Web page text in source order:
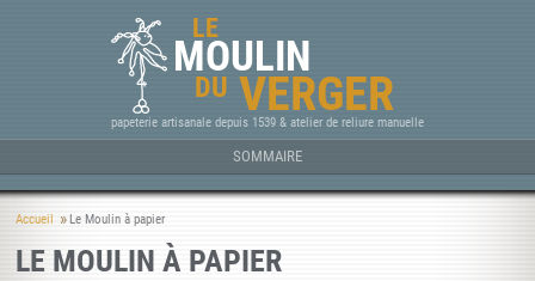
LE
MOULIN
DU VERGER
papeterie artisanale depuis 1539 & atelier de reliure manuelle
SOMMAIRE
Accueil Le Moulin à papier
LE MOULIN À PAPIER